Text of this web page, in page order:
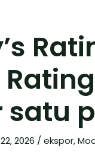
satu
2026 / ekspor,